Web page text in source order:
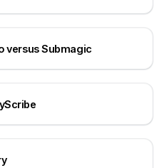
versus Submagic